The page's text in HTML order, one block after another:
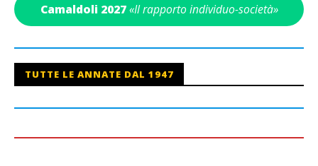
Camaldoli 2027 «Il rapporto individuo-società»
TUTTE LE ANNATE DAL 1947